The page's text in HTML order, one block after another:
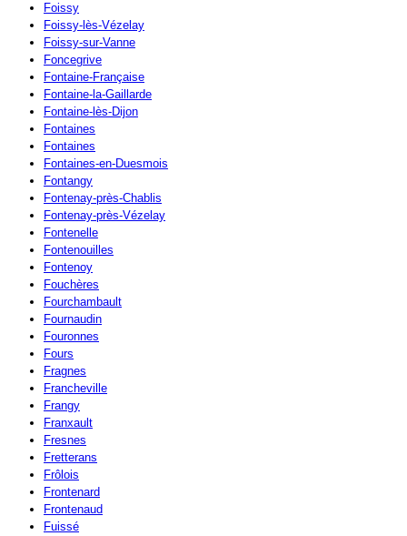
Foissy
Foissy-lès-Vézelay
Foissy-sur-Vanne
Foncegrive
Fontaine-Française
Fontaine-la-Gaillarde
Fontaine-lès-Dijon
Fontaines
Fontaines
Fontaines-en-Duesmois
Fontangy
Fontenay-près-Chablis
Fontenay-près-Vézelay
Fontenelle
Fontenouilles
Fontenoy
Fouchères
Fourchambault
Fournaudin
Fouronnes
Fours
Fragnes
Francheville
Frangy
Franxault
Fresnes
Fretterans
Frôlois
Frontenard
Frontenaud
Fuissé